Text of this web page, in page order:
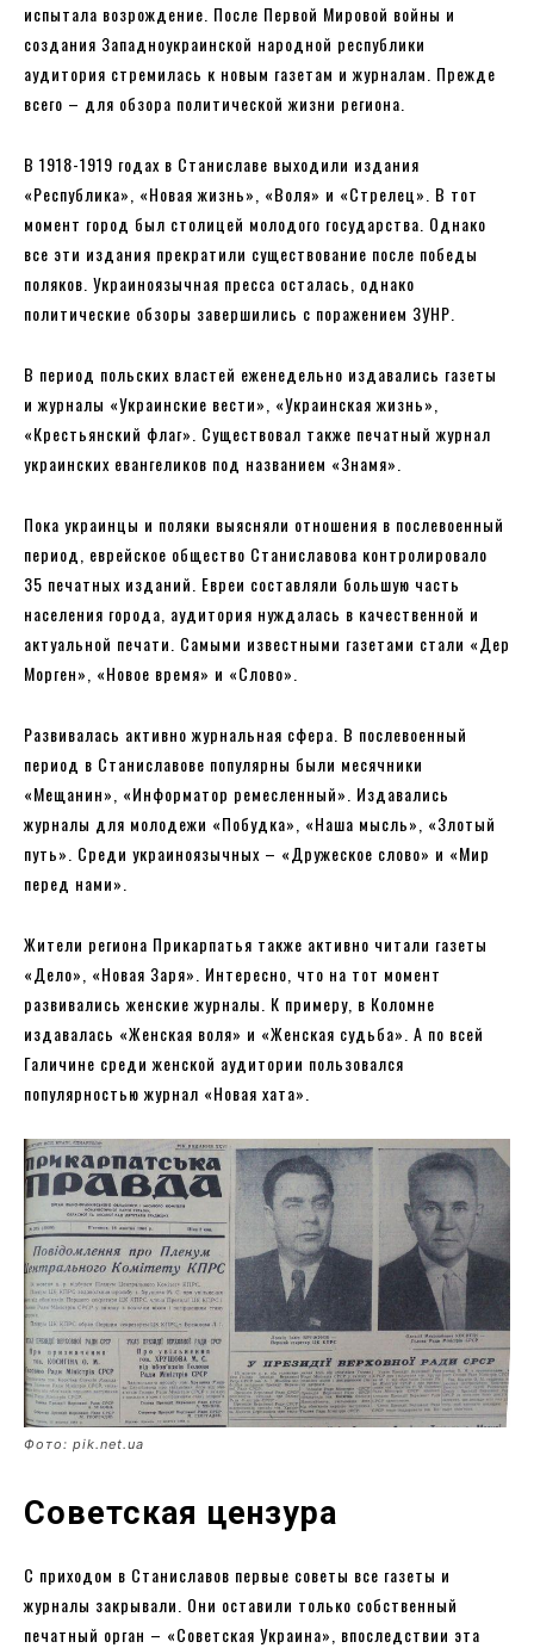
испытала возрождение. После Первой Мировой войны и
создания Западноукраинской народной республики
аудитория стремилась к новым газетам и журналам. Прежде
всего – для обзора политической жизни региона.
В 1918-1919 годах в Станиславе выходили издания
«Республика», «Новая жизнь», «Воля» и «Стрелец». В тот
момент город был столицей молодого государства. Однако
все эти издания прекратили существование после победы
поляков. Украиноязычная пресса осталась, однако
политические обзоры завершились с поражением ЗУНР.
В период польских властей еженедельно издавались газеты
и журналы «Украинские вести», «Украинская жизнь»,
«Крестьянский флаг». Существовал также печатный журнал
украинских евангеликов под названием «Знамя».
Пока украинцы и поляки выясняли отношения в послевоенный
период, еврейское общество Станиславова контролировало
35 печатных изданий. Евреи составляли большую часть
населения города, аудитория нуждалась в качественной и
актуальной печати. Самыми известными газетами стали «Дер
Морген», «Новое время» и «Слово».
Развивалась активно журнальная сфера. В послевоенный
период в Станиславове популярны были месячники
«Мещанин», «Информатор ремесленный». Издавались
журналы для молодежи «Побудка», «Наша мысль», «Злотый
путь». Среди украиноязычных – «Дружеское слово» и «Мир
перед нами».
Жители региона Прикарпатья также активно читали газеты
«Дело», «Новая Заря». Интересно, что на тот момент
развивались женские журналы. К примеру, в Коломне
издавалась «Женская воля» и «Женская судьба». А по всей
Галичине среди женской аудитории пользовался
популярностью журнал «Новая хата».
Фото: pik.net.ua
Советская цензура
С приходом в Станиславов первые советы все газеты и
журналы закрывали. Они оставили только собственный
печатный орган – «Советская Украина», впоследствии эта